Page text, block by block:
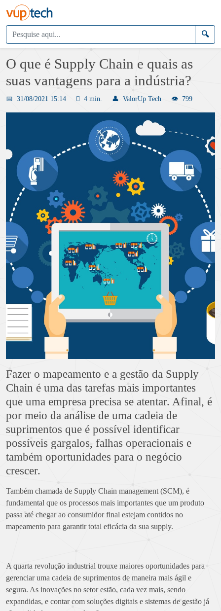
O que é Supply Chain e quais as
suas vantagens para a indústria?
31/08/2021 15:14 4 min. ValorUp Tech 799
Fazer o mapeamento e a gestão da Supply
Chain é uma das tarefas mais importantes
que uma empresa precisa se atentar. Afinal, é
por meio da análise de uma cadeia de
suprimentos que é possível identificar
possíveis gargalos, falhas operacionais e
também oportunidades para o negócio
crescer.
Também chamada de Supply Chain management (SCM), é
fundamental que os processos mais importantes que um produto
passa até chegar ao consumidor final estejam contidos no
mapeamento para garantir total eficácia da sua supply.
A quarta revolução industrial trouxe maiores oportunidades para
gerenciar uma cadeia de suprimentos de maneira mais ágil e
segura. As inovações no setor estão, cada vez mais, sendo
expandidas, e contar com soluções digitais e sistemas de gestão já